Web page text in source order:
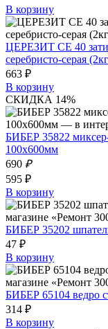
В корзину
ЦЕРЕЗИТ СЕ 40
серебристо-серая
663 ₽
В корзину
СКИДКА 14%
БИБЕР 35822
100х600мм
690 ₽
595 ₽
В корзину
БИБЕР 35202
47 ₽
В корзину
БИБЕР 65104 ведро
314 ₽
В корзину